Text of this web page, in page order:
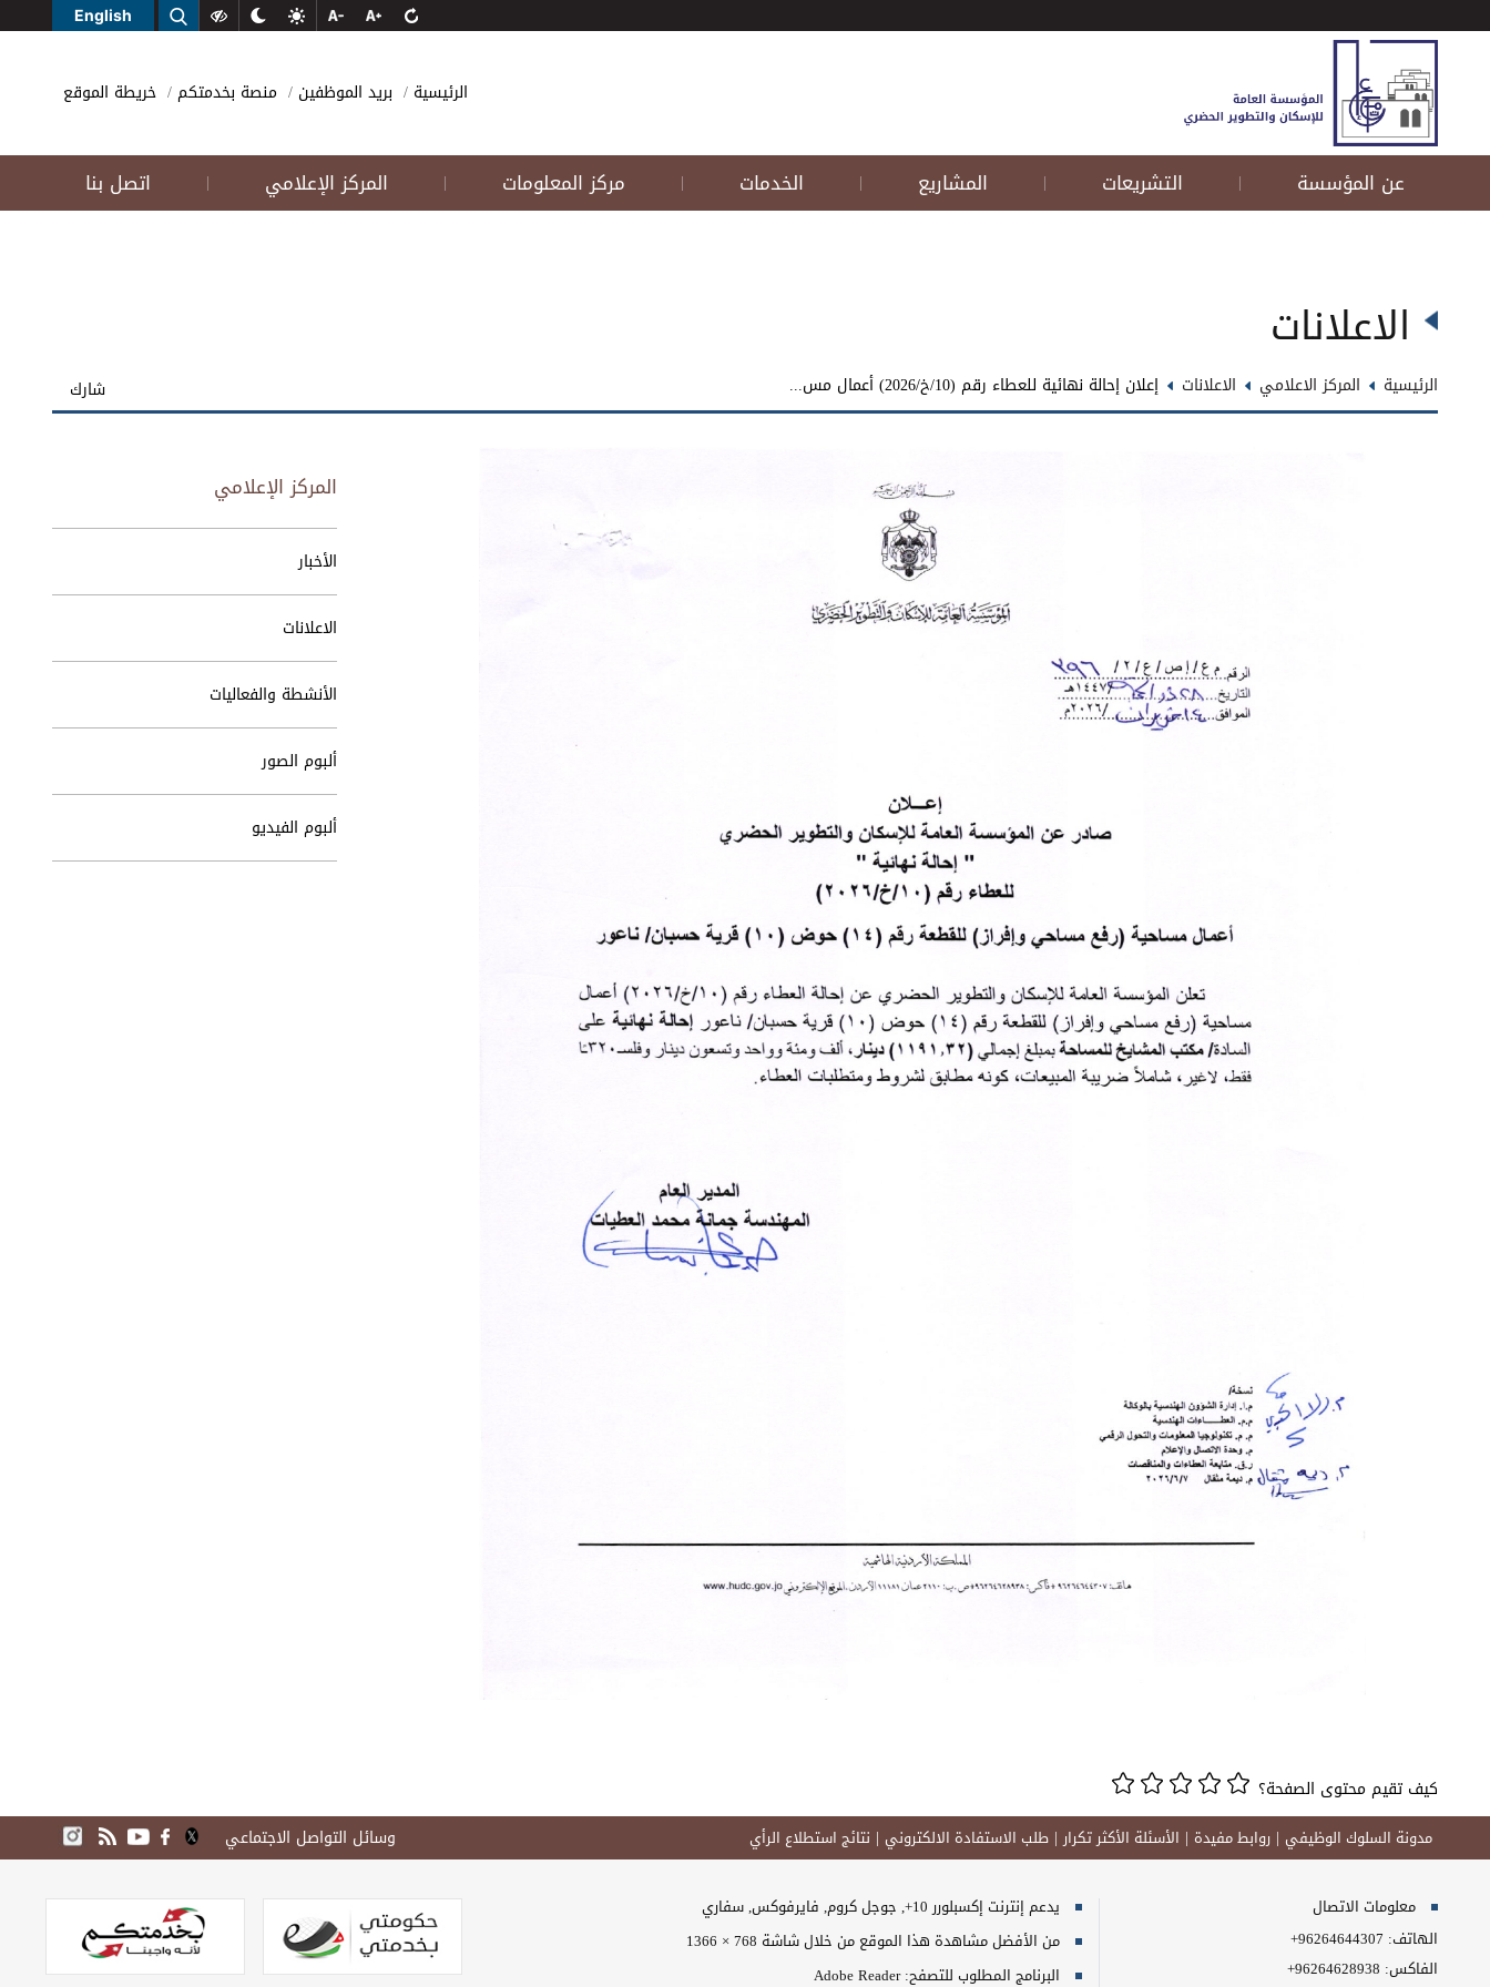
English
الرئيسية بريد الموظفين منصة بخدمتكم خريطة الموقع
عن المؤسسة | التشريعات | المشاريع | الخدمات | مركز المعلومات | المركز الإعلامي | اتصل بنا
الاعلانات
الرئيسية المركز الاعلامي الاعلانات إعلان إحالة نهائية للعطاء رقم (10/خ/2026) أعمال مس... شارك
المركز الإعلامي
الأخبار
الاعلانات
الأنشطة والفعاليات
ألبوم الصور
ألبوم الفيديو
كيف تقيم محتوى الصفحة؟
مدونة السلوك الوظيفي روابط مفيدة الأسئلة الأكثر تكرار طلب الاستفادة الالكتروني نتائج استطلاع الرأي وسائل التواصل الاجتماعي
معلومات الاتصال
الهاتف: +96264644307
الفاكس: +96264628938
يدعم إنترنت إكسبلورر 10+, جوجل كروم, فايرفوكس, سفاري
من الأفضل مشاهدة هذا الموقع من خلال شاشة 768 × 1366
البرنامج المطلوب للتصفح: Adobe Reader